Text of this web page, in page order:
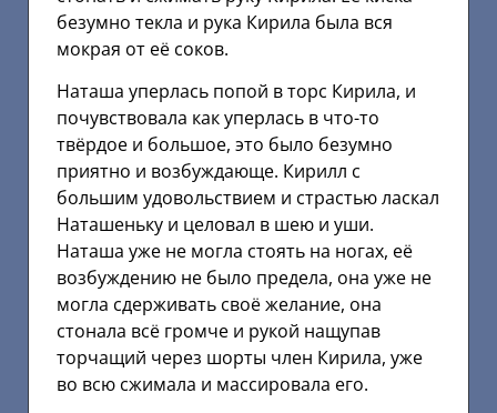
безумно текла и рука Кирила была вся
мокрая от её соков.
Наташа уперлась попой в торс Кирила, и
почувствовала как уперлась в что-то
твёрдое и большое, это было безумно
приятно и возбуждающе. Кирилл с
большим удовольствием и страстью ласкал
Наташеньку и целовал в шею и уши.
Наташа уже не могла стоять на ногах, её
возбуждению не было предела, она уже не
могла сдерживать своё желание, она
стонала всё громче и рукой нащупав
торчащий через шорты член Кирила, уже
во всю сжимала и массировала его.